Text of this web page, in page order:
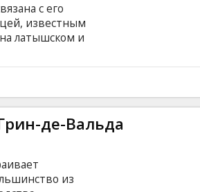
с его
известным
латышском и
де-Вальда
из